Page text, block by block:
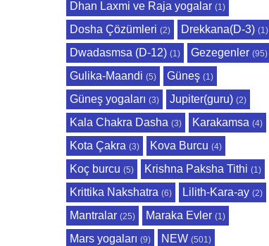
Dhan Laxmi ve Raja yogalar (1)
Dosha Çözümleri (2) Drekkana(D-3) (1)
Dwadasmsa (D-12) (1) Gezegenler (95)
Gulika-Maandi (5) Güneş (1)
Güneş yogaları (3) Jupiter(guru) (2)
Kala Chakra Dasha (3) Karakamsa (4)
Kota Çakra (3) Kova Burcu (4)
Koç burcu (5) Krishna Paksha Tithi (1)
Krittika Nakshatra (6) Lilith-Kara-ay (2)
Mantralar (25) Maraka Evler (1)
Mars yogaları (9) NEW (501)